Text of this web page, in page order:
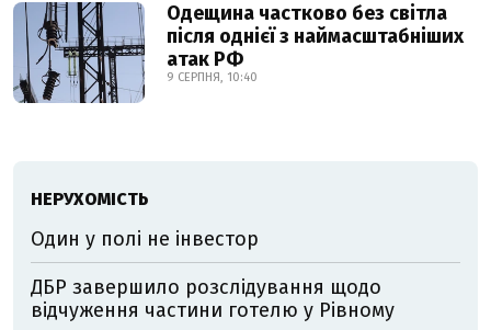
Одещина частково без світла
після однієї з наймасштабніших
атак РФ
9 СЕРПНЯ, 10:40
НЕРУХОМІСТЬ
Один у полі не інвестор
ДБР завершило розслідування щодо
відчуження частини готелю у Рівному